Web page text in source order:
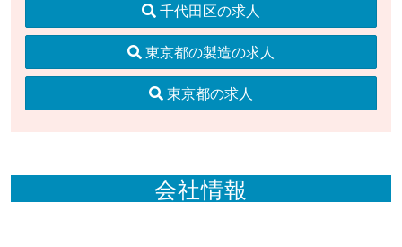
千代田区の求人
東京都の製造の求人
東京都の求人
会社情報